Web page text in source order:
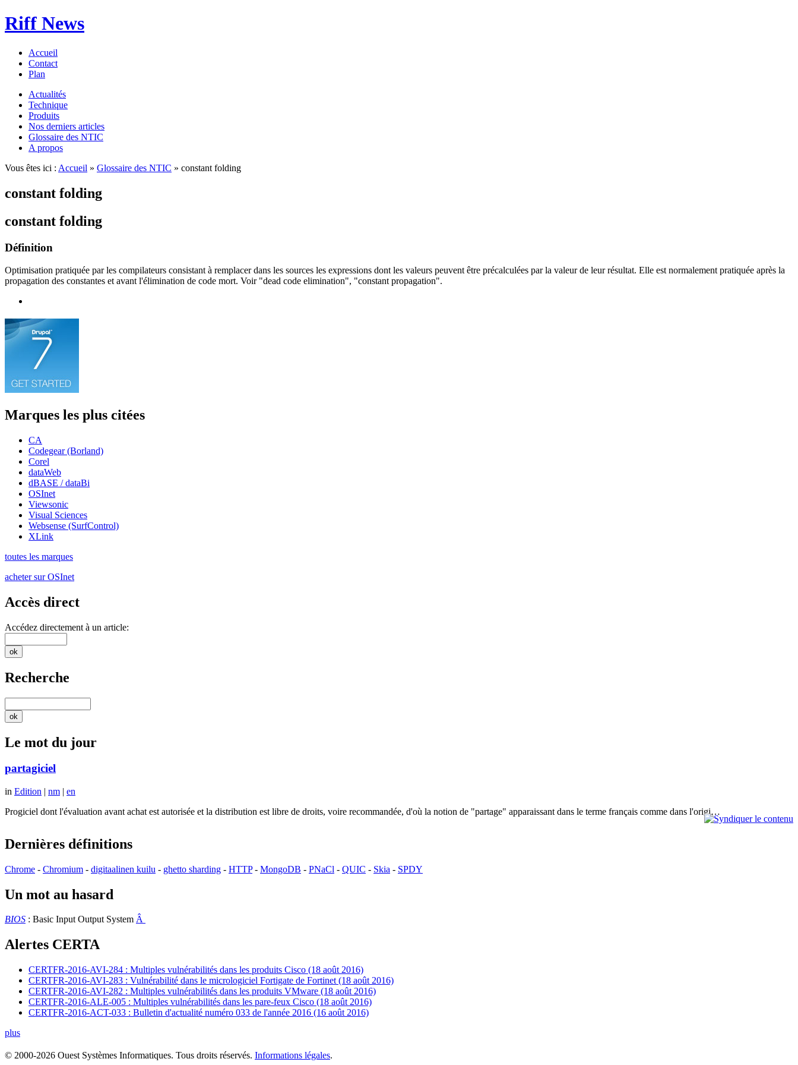
Riff News
Accueil
Contact
Plan
Actualités
Technique
Produits
Nos derniers articles
Glossaire des NTIC
A propos
Vous êtes ici : Accueil » Glossaire des NTIC » constant folding
constant folding
constant folding
Définition
Optimisation pratiquée par les compilateurs consistant à remplacer dans les sources les expressions dont les valeurs peuvent être précalculées par la valeur de leur résultat. Elle est normalement pratiquée après la
propagation des constantes et avant l'élimination de code mort. Voir "dead code elimination", "constant propagation".
Marques les plus citées
CA
Codegear (Borland)
Corel
dataWeb
dBASE / dataBi
OSInet
Viewsonic
Visual Sciences
Websense (SurfControl)
XLink
toutes les marques
acheter sur OSInet
Accès direct
Accédez directement à un article:
Recherche
Le mot du jour
partagiciel
in Edition | nm | en
Progiciel dont l'évaluation avant achat est autorisée et la distribution est libre de droits, voire recommandée, d'où la notion de "partage" apparaissant dans le terme français comme dans l'origi…
Dernières définitions
Chrome - Chromium - digitaalinen kuilu - ghetto sharding - HTTP- MongoDB - PNaCl - QUIC - Skia - SPDY
Un mot au hasard
BIOS : Basic Input Output System Â
Alertes CERTA
CERTFR-2016-AVI-284 : Multiples vulnérabilités dans les produits Cisco (18 août 2016)
CERTFR-2016-AVI-283 : Vulnérabilité dans le micrologiciel Fortigate de Fortinet (18 août 2016)
CERTFR-2016-AVI-282 : Multiples vulnérabilités dans les produits VMware (18 août 2016)
CERTFR-2016-ALE-005 : Multiples vulnérabilités dans les pare-feux Cisco (18 août 2016)
CERTFR-2016-ACT-033 : Bulletin d'actualité numéro 033 de l'année 2016 (16 août 2016)
plus
© 2000-2026 Ouest Systèmes Informatiques. Tous droits réservés. Informations légales.